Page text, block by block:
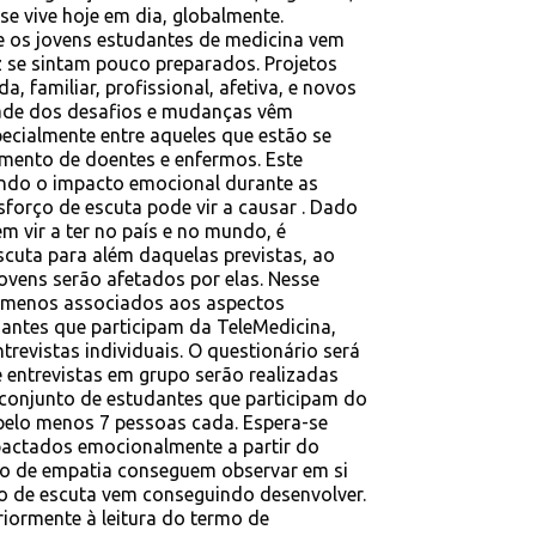
vive hoje em dia, globalmente.
jovens estudantes de medicina vem
sintam pouco preparados. Projetos
familiar, profissional, afetiva, e novos
dos desafios e mudanças vêm
entre aqueles que estão se
de doentes e enfermos. Este
o impacto emocional durante as
de escuta pode vir a causar . Dado
vir a ter no país e no mundo, é
para além daquelas previstas, ao
serão afetados por elas. Nesse
associados aos aspectos
que participam da TeleMedicina,
individuais. O questionário será
em grupo serão realizadas
de estudantes que participam do
menos 7 pessoas cada. Espera-se
emocionalmente a partir do
empatia conseguem observar em si
escuta vem conseguindo desenvolver.
à leitura do termo de